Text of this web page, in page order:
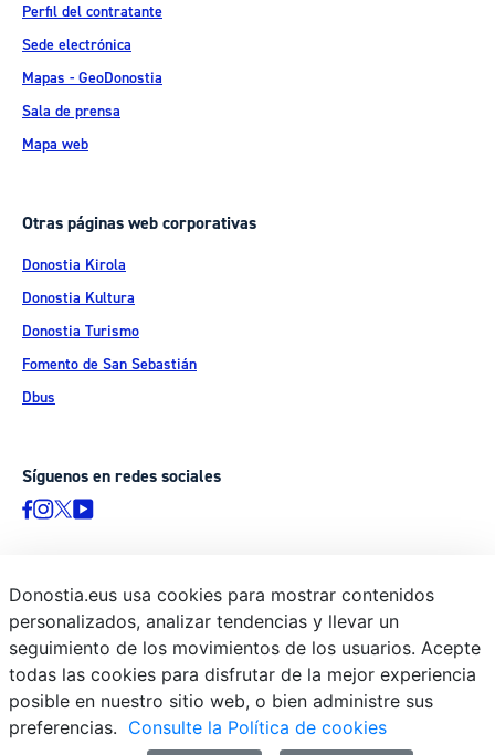
Perfil del contratante
Sede electrónica
Mapas - GeoDonostia
Sala de prensa
Mapa web
Otras páginas web corporativas
Donostia Kirola
Donostia Kultura
Donostia Turismo
Fomento de San Sebastián
Dbus
Síguenos en redes sociales
© Donostiako Udala - Ayuntamiento de Donostia / San Sebastián
Ijentea 1, 20003 Donostia / San Sebastián
Aviso legal
Política de privacidad
Política de cookies
Donostia.eus usa cookies para mostrar contenidos
personalizados, analizar tendencias y llevar un
seguimiento de los movimientos de los usuarios. Acepte
todas las cookies para disfrutar de la mejor experiencia
posible en nuestro sitio web, o bien administre sus
preferencias. Consulte la Política de cookies